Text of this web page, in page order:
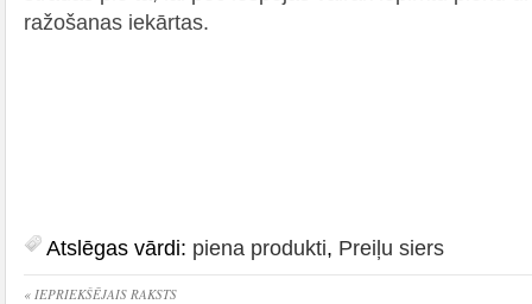
ražošanas iekārtas.
Atslēgas vārdi: piena produkti, Preiļu siers
« IEPRIEKŠĒJAIS RAKSTS